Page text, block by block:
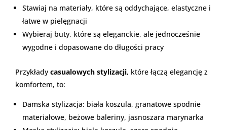
Stawiaj na materiały, które są oddychające, elastyczne i
łatwe w pielęgnacji
Wybieraj buty, które są eleganckie, ale jednocześnie
wygodne i dopasowane do długości pracy
Przykłady casualowych stylizacji, które łączą elegancję z
komfortem, to:
Damska stylizacja: biała koszula, granatowe spodnie
materiałowe, beżowe baleriny, jasnoszara marynarka